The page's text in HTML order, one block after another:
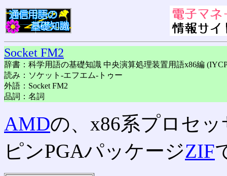
Socket FM2
辞書：科学用語の基礎知識 中央演算処理装置用語x86編
読み：ソケット-エフエム-トゥー
外語：Socket FM2
品詞：名詞
AMDの、x86系プロセッ
ピンPGAパッケージZIF